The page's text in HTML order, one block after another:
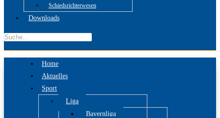
Schiedsrichterwesen
Downloads
Home
Aktuelles
Sport
Liga
Bayernliga